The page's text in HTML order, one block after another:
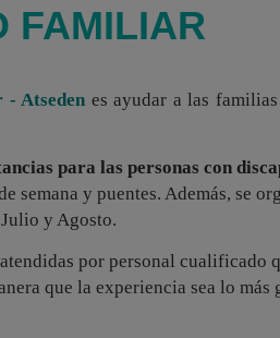
FAMILIAR
Atseden es ayudar a las
para las personas con
semana y puentes. Además, se
Julio y Agosto.
por personal cualificado
que la experiencia sea lo más